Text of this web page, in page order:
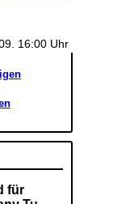
16:00 Uhr
für